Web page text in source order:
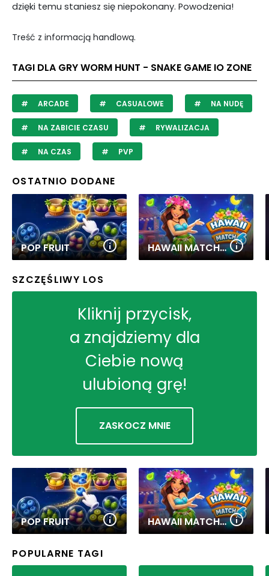
dzięki temu staniesz się niepokonany. Powodzenia!
Treść z informacją handlową.
TAGI DLA GRY WORM HUNT - SNAKE GAME IO ZONE
ARCADE CASUALOWE NA NUDĘ
NA ZABICIE CZASU RYWALIZACJA
NA CZAS PVP
OSTATNIO DODANE
POP FRUIT HAWAII MATCH 6
SZCZĘŚLIWY LOS
Kliknij przycisk,
a znajdziemy dla
Ciebie nową
ulubioną grę!
ZASKOCZ MNIE
POP FRUIT HAWAII MATCH 6
POPULARNE TAGI